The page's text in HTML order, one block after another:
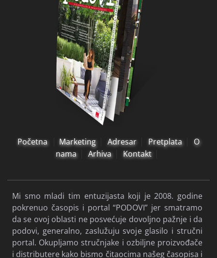
Marketing Adresar
nama
Arhiva Kontakt
Mi smo mladi tim entuzijasta koji je 2008. godine
pokrenuo časopis i portal “PODOVI” jer smatramo
da se ovoj oblasti ne posvećuje dovoljno pažnje i da
podovi, generalno, zaslužuju svoje glasilo i stručni
portal. Okupljamo stručnjake i ozbiljne proizvođače
i distributere kako bismo čitaocima našeg časopisa i
stručnu pomoć i da se informišu o trendovima iz
ove oblasti. Časopis je print i web izdanje i stiže na
šaljemo na preko 18.000 email adresa.
Izdvojeno Flooring Magazine
Uslovi korišćenja i
politika privatnosti